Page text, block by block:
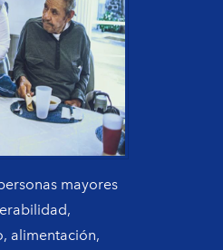
mayores
alimentación,